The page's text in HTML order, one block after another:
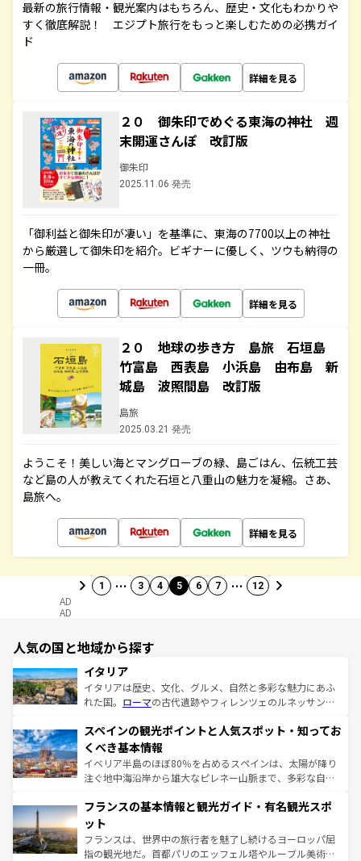
最新の旅行情報・観光案内はもちろん、歴史・文化もわかりや
すく徹底解説！ エジプト旅行をもっと楽しむための必携ガイ
ド
詳細を見る
２０ 御朱印でめぐる東海の神社 週
末開運さんぽ 改訂版
御朱印
2025.11.06 発売
「御利益と御朱印が凄い」を基準に、東海の7700以上の神社
から厳選して御朱印を紹介。ビギナーに優しく、ツウも納得の
一冊。
詳細を見る
２０ 地球の歩き方 島旅 石垣島
竹富島 西表島 小浜島 由布島 新
城島 波照間島 改訂版
島旅
2025.03.21 発売
ようこそ！美しい海とマングローブの緑、島ごはん、伝統工芸
など島の人が教えてくれた石垣と八重山の魅力を凝縮。さあ、
島旅へ。
詳細を見る
1 … 3 4 5 6 7 … 12
AD
AD
人気の国と地域から探す
イタリア
イタリアは歴史、文化、グルメ、自然と多彩な魅力にあふ
れた国。 ローマの古代遺跡やフィレンツェのルネッサンス
ろん、トスカーナの美しい田園風景やアマルフィ海岸の絶
景など、自然景観も見逃せない。観光の合間には、本場の
ピザやパスタなど、絶品のイタリア料理を堪能することも
できる。朝目覚めてから夜眠るまで、すべての瞬間を楽し
なお、新着のイタリア情報はコンテンツ一覧を参照してほ
しい。
スペインの観光ポイントと人気スポット・知ってお
くべき基本情報
イベリア半島のほぼ80％を占めるスペインは、太陽が降り
注ぐ地中海沿岸から雄大なピレネー山脈まで、多彩な自然
文化が根付くこの国では、情熱的なフラメンコ、熱気あふ
れる闘牛、そして美味しいタパスが生活の一部となってい
る。首都マドリードの洗練された雰囲気や、バルセロナの
アートに溢れた街角から、地方では古代ローマ遺跡や中世
フランスの基本情報と観光ガイド・有名観光スポ
ット
フランスは、世界中の旅行者を魅了し続けるヨーロッパ屈
指の観光地だ。首都パリのエッフェル塔やルーブル美術館